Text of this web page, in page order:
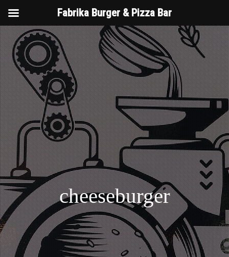
cheeseburger
Fabrika Burger & Pizza Bar